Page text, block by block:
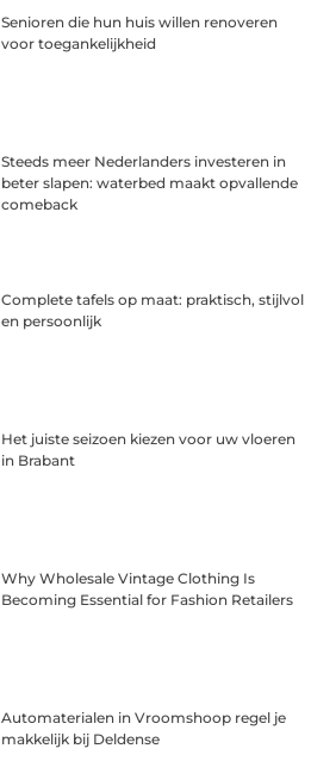
Senioren die hun huis willen renoveren
voor toegankelijkheid
Steeds meer Nederlanders investeren in
beter slapen: waterbed maakt opvallende
comeback
Complete tafels op maat: praktisch, stijlvol
en persoonlijk
Het juiste seizoen kiezen voor uw vloeren
in Brabant
Why Wholesale Vintage Clothing Is
Becoming Essential for Fashion Retailers
Automaterialen in Vroomshoop regel je
makkelijk bij Deldense